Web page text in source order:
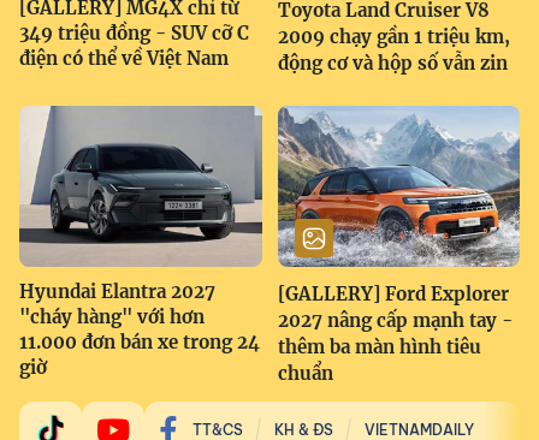
[GALLERY] MG4X chỉ từ
349 triệu đồng - SUV cỡ C
điện có thể về Việt Nam
Toyota Land Cruiser V8
2009 chạy gần 1 triệu km,
động cơ và hộp số vẫn zin
Hyundai Elantra 2027
"cháy hàng" với hơn
11.000 đơn bán xe trong 24
giờ
[GALLERY] Ford Explorer
2027 nâng cấp mạnh tay -
thêm ba màn hình tiêu
chuẩn
TT&CS KH & ĐS VIETNAMDAILY